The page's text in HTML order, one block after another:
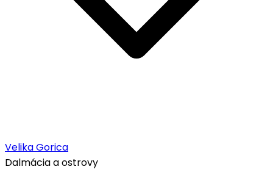
Velika Gorica
Dalmácia a ostrovy